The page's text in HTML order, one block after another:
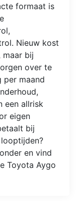
formaat is
Nieuw kost
maar bij
over te
per maand
een allrisk
eigen
bij
en vind
Toyota Aygo